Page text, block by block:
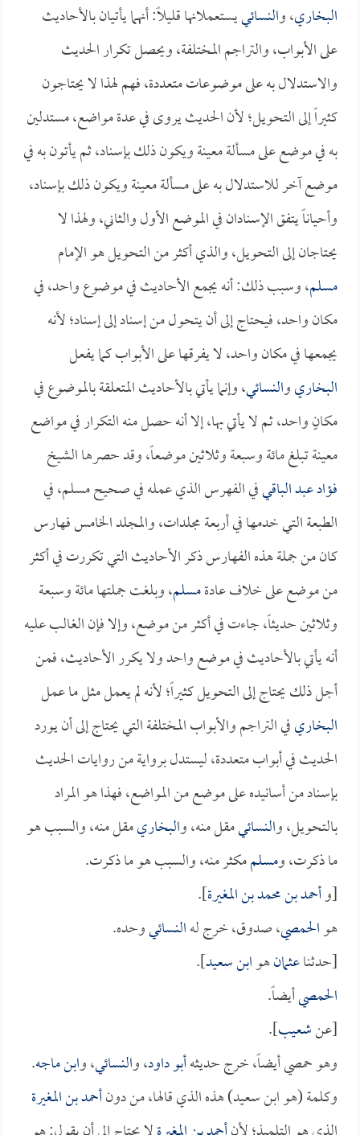
البخاري، والنسائييستعملانها قليلاً: أنهما يأتيان بالأحاديث
على الأبواب، والتراجم المختلفة، ويحصل تكرار الحديث
والاستدلال به على موضوعات متعددة، فهم لهذا لا يحتاجون
كثيراً إلى التحويل؛ لأن الحديث يروى في عدة مواضع، مستدلين
به في موضع على مسألة معينة ويكون ذلك بإسناد، ثم يأتون به في
موضع آخر للاستدلال به على مسألة معينة ويكون ذلك بإسناد،
وأحياناً يتفق الإسنادان في الموضع الأول والثاني، ولهذا لا
يحتاجان إلى التحويل، والذي أكثر من التحويل هو الإمام
مسلم، وسبب ذلك: أنه يجمع الأحاديث في موضوع واحد، في
مكان واحد، فيحتاج إلى أن يتحول من إسناد إلى إسناد؛ لأنه
يجمعها في مكان واحد، لا يفرقها على الأبواب كما يفعل
البخاريوالنسائي، وإنما يأتي بالأحاديث المتعلقة بالموضوع في
مكانٍ واحد، ثم لا يأتي بها، إلا أنه حصل منه التكرار في مواضع
معينة تبلغ مائة وسبعة وثلاثين موضعاً، وقد حصرها الشيخ
فؤاد عبد الباقيفي الفهرس الذي عمله في صحيح مسلم، في
الطبعة التي خدمها في أربعة مجلدات، والمجلد الخامس فهارس
كان من جملة هذه الفهارس ذكر الأحاديث التي تكررت في أكثر
من موضع على خلاف عادةمسلم، وبلغت جملتها مائة وسبعة
وثلاثين حديثاً، جاءت في أكثر من موضع، وإلا فإن الغالب عليه
أنه يأتي بالأحاديث في موضع واحد ولا يكرر الأحاديث، فمن
أجل ذلك يحتاج إلى التحويل كثيراً؛ لأنه لم يعمل مثل ما عمل
البخاريفي التراجم والأبواب المختلفة التي يحتاج إلى أن يورد
الحديث في أبواب متعددة، ليستدل برواية من روايات الحديث
بإسناد من أسانيده على موضع من المواضع، فهذا هو المراد
بالتحويل، والنسائيمقل منه، والبخاريمقل منه، والسبب هو
ما ذكرت، ومسلممكثر منه، والسبب هو ما ذكرت.
[وأحمد بن محمد بن المغيرة].
هوالحمصي، صدوق، خرج لهالنسائيوحده.
[حدثناعثمانهوابن سعيد].
الحمصيأيضاً.
[عنشعيب].
وهو حمصي أيضاً، خرج حديثهأبو داود، والنسائي، وابن ماجه.
وكلمة (هو ابن سعيد) هذه الذي قالها، من دونأحمد بن المغيرة